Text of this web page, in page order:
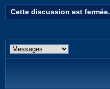
Cette discussion est fermée.